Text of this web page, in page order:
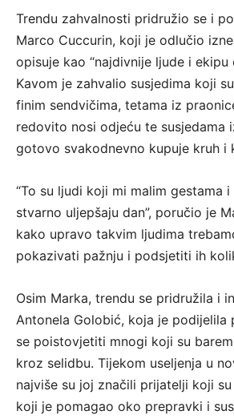
Trendu zahvalnosti pridružio se i
Marco Cuccurin, koji je odlučio
opisuje kao “najdivnije ljude i ekipu
Kavom je zahvalio susjedima koji
finim sendvičima, tetama iz
redovito nosi odjeću te susjedama
gotovo svakodnevno kupuje kruh i
“To su ljudi koji mi malim gestama i
stvarno uljepšaju dan”, poručio je
kako upravo takvim ljudima
pokazivati pažnju i podsjetiti ih
Osim Marka, trendu se pridružila i
Antonela Golobić, koja je podijelila
se poistovjetiti mnogi koji su
kroz selidbu. Tijekom useljenja u
najviše su joj značili prijatelji koji
koji je pomagao oko prepravki i